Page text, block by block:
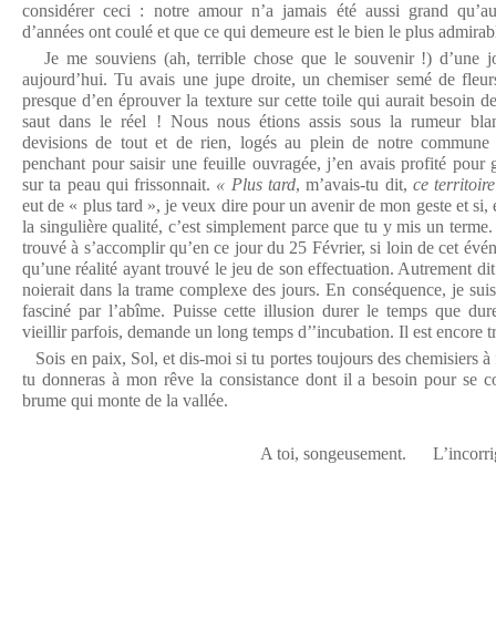
considérer ceci : notre amour n’a jamais été aussi grand
d’années ont coulé et que ce qui demeure est le bien le plus
Je me souviens (ah, terrible chose que le souvenir !) d’une
aujourd’hui. Tu avais une jupe droite, un chemiser semé de
presque d’en éprouver la texture sur cette toile qui aurait besoin
saut dans le réel ! Nous nous étions assis sous la rumeur
devisions de tout et de rien, logés au plein de notre
penchant pour saisir une feuille ouvragée, j’en avais profité pour
sur ta peau qui frissonnait. « Plus tard, m’avais-tu dit, ce
eut de « plus tard », je veux dire pour un avenir de mon geste et si,
la singulière qualité, c’est simplement parce que tu y mis un
trouvé à s’accomplir qu’en ce jour du 25 Février, si loin de cet
qu’une réalité ayant trouvé le jeu de son effectuation. Autrement
noierait dans la trame complexe des jours. En conséquence, je
fasciné par l’abîme. Puisse cette illusion durer le temps que
vieillir parfois, demande un long temps d’’incubation. Il est encore
Sois en paix, Sol, et dis-moi si tu portes toujours des chemisiers
tu donneras à mon rêve la consistance dont il a besoin pour se
brume qui monte de la vallée.
A toi, songeusement. L’incorrigible